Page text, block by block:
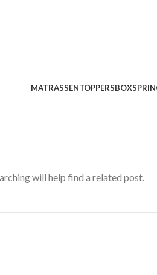
MATRASSENTOPPERS
will help find a related post.